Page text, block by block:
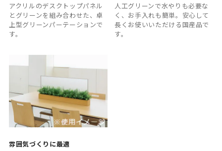
アクリルのデスクトップパネル
とグリーンを組み合わせた、卓
上型グリーンパーテーションで
す。
人工グリーンで水やりも必要な
く、お手入れも簡単。安心して
長くお使いいただける国産品で
す。
雰囲気づくりに最適